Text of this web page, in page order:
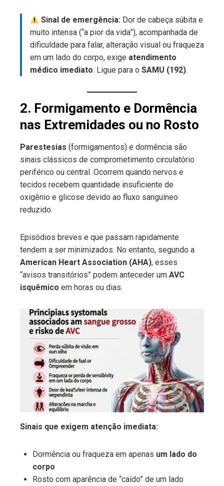
Sinal de emergência: Dor de cabeça súbita e
muito intensa (“a pior da vida”), acompanhada de
dificuldade para falar, alteração visual ou fraqueza
em um lado do corpo, exige atendimento
médico imediato. Ligue para o SAMU (192).
2. Formigamento e Dormência
nas Extremidades ou no Rosto
Parestesias (formigamentos) e dormência são
sinais clássicos de comprometimento circulatório
periférico ou central. Ocorrem quando nervos e
tecidos recebem quantidade insuficiente de
oxigênio e glicose devido ao fluxo sanguíneo
reduzido.
Episódios breves e que passam rapidamente
tendem a ser minimizados. No entanto, segundo a
American Heart Association (AHA), esses
“avisos transitórios” podem anteceder um AVC
isquêmico em horas ou dias.
Sinais que exigem atenção imediata:
Dormência ou fraqueza em apenas um lado do
corpo
Rosto com aparência de “caído” de um lado